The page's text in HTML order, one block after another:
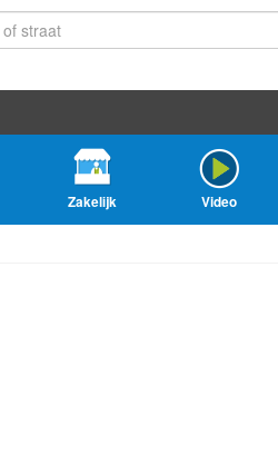
Zakelijk Video